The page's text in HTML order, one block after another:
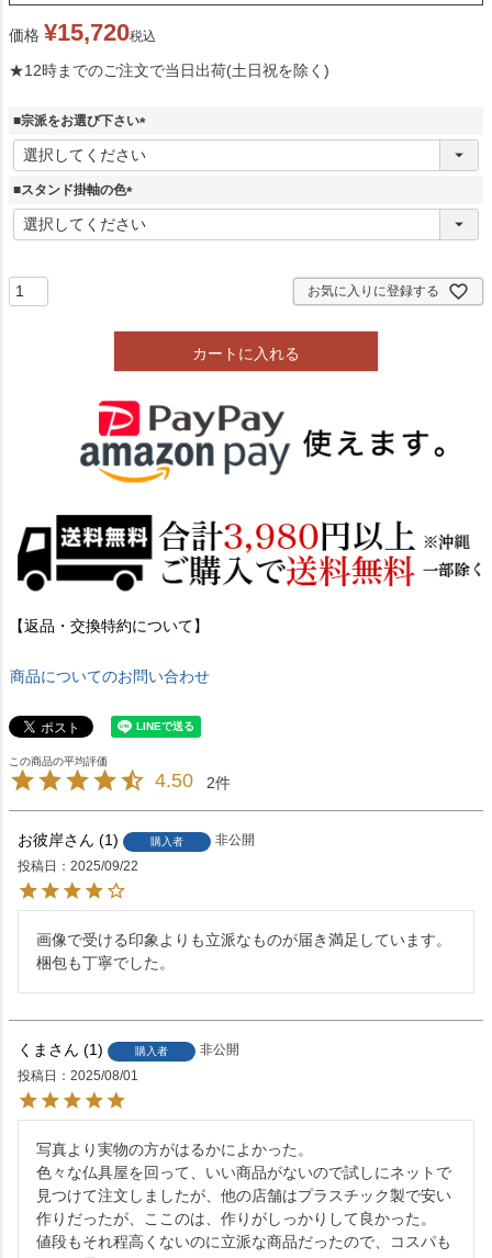
価格 ¥15,720税込
★12時までのご注文で当日出荷(土日祝を除く)
■宗派をお選び下さい
(
■スタンド掛軸の色
(
必
お気に入りに登録する
カートに入れる
【返品・交換特約について】
商品についてのお問い合わせ
4.50 2
お彼岸 1 購入者
非公開
投稿日
2025/09/22
画像で受ける印象よりも立派なものが届き満足しています。
梱包も丁寧でした。
くま 1 購入者
非公開
投稿日
2025/08/01
写真より実物の方がはるかによかった。
色々な仏具屋を回って、いい商品がないので試しにネットで
見つけて注文しましたが、他の店舗はプラスチック製で安い
作りだったが、ここのは、作りがしっかりして良かった。
値段もそれ程高くないのに立派な商品だったので、コスパも